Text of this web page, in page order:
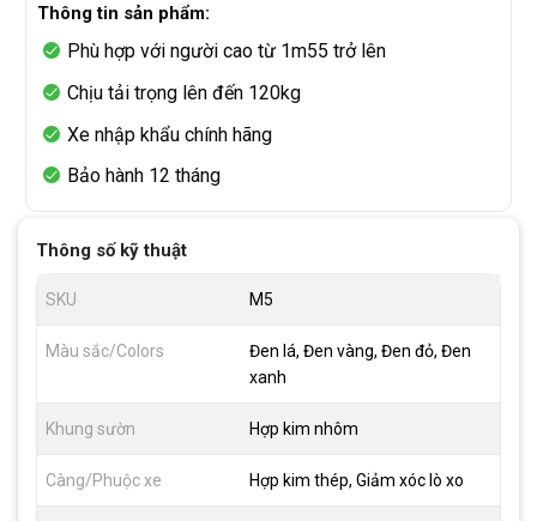
Thông tin sản phẩm:
Phù hợp với người cao từ 1m55 trở lên
Chịu tải trọng lên đến 120kg
Xe nhập khẩu chính hãng
Bảo hành 12 tháng
Thông số kỹ thuật
SKU M5
Màu sắc/Colors
Đen lá, Đen vàng, Đen đỏ, Đen
xanh
Khung sườn Hợp kim nhôm
Càng/Phuộc xe Hợp kim thép, Giảm xóc lò xo